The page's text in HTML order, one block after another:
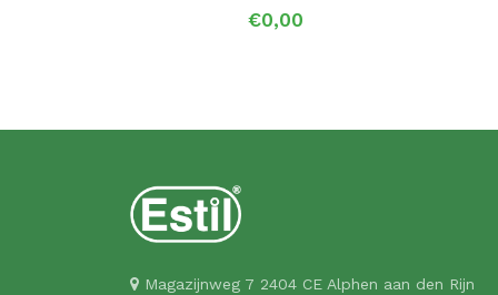
€0,00
Magazijnweg 7 2404 CE Alphen aan den Rijn